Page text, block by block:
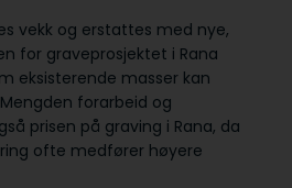
vekk og erstattes med nye,
for graveprosjektet i Rana
eksisterende masser kan
forarbeid og
prisen på graving i Rana, da
ofte medfører høyere